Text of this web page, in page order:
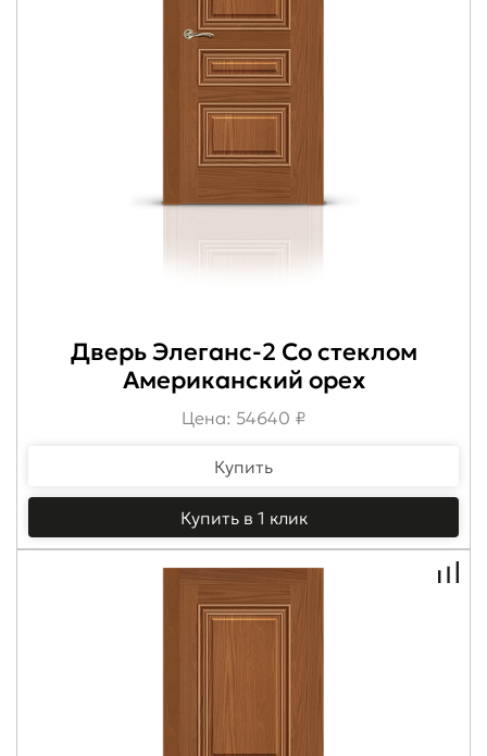
Дверь Элеганс-2 Со стеклом
Американский орех
Цена: 54640 ₽
Купить
Купить в 1 клик